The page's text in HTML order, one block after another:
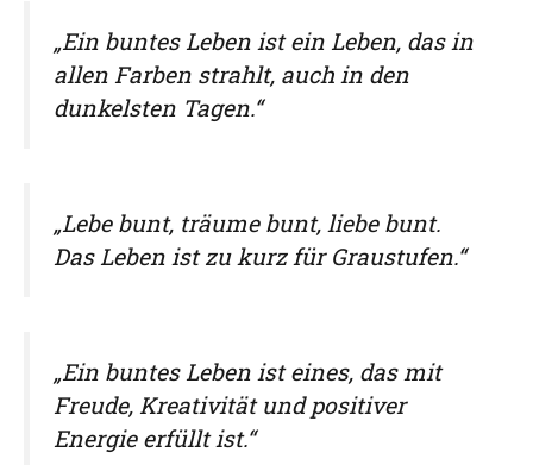
„Ein buntes Leben ist ein Leben, das in
allen Farben strahlt, auch in den
dunkelsten Tagen.“
„Lebe bunt, träume bunt, liebe bunt.
Das Leben ist zu kurz für Graustufen.“
„Ein buntes Leben ist eines, das mit
Freude, Kreativität und positiver
Energie erfüllt ist.“